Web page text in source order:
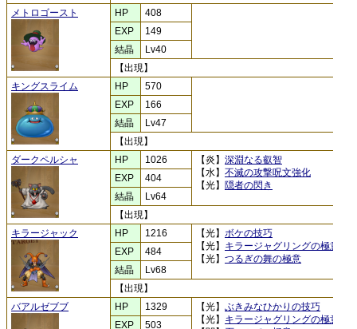
メトロゴースト HP
408
EXP
149
結晶
Lv40
【出現】
キングスライム
HP
570
EXP
166
結晶
Lv47
【出現】
ダークペルシャ
HP 1026 【炎】 深淵なる叡智
【水】 不滅の攻撃呪文強化
【光】 隠者の閃き
EXP
404
結晶
Lv64
【出現】
キラージャック
HP 1216 【光】 ボケの技巧
【光】 キラージャグリングの極意
【光】 つるぎの舞の極意
EXP
484
結晶
Lv68
【出現】
バアルゼブブ
HP 1329 【光】 ぶきみなひかりの技巧
【光】 キラージャグリングの極意
EXP
503